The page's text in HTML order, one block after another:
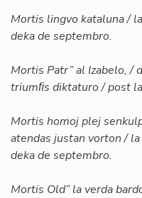
Mortis lingvo kataluna /
deka de septembro.
Mortis Patr” al Izabelo, /
triumﬁs diktaturo / post
Mortis homoj plej
atendas justan vorton /
deka de septembro.
Mortis Old” la verda